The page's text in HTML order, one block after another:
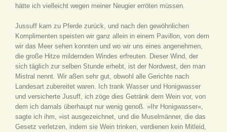
hätte ich vielleicht wegen meiner Neugier erröten müssen.
Jussuff kam zu Pferde zurück, und nach den gewöhnlichen
Komplimenten speisten wir ganz allein in einem Pavillon, von dem
wir das Meer sehen konnten und wo wir uns eines angenehmen,
die große Hitze mildernden Windes erfreuten. Dieser Wind, der
sich täglich zur selben Stunde erhebt, ist der Nordwest, den man
Mistral nennt. Wir aßen sehr gut, obwohl alle Gerichte nach
Landesart zubereitet waren. Ich trank Wasser und Honigwasser
und versicherte Jusuff, ich zöge dies Getränk dem Wein vor, von
dem ich damals überhaupt nur wenig genoß. »Ihr Honigwasser«,
sagte ich ihm, »ist ausgezeichnet, und die Muselmänner, die das
Gesetz verletzen, indem sie Wein trinken, verdienen kein Mitleid,